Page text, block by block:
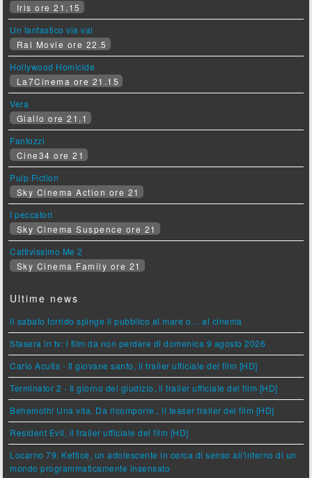
Iris ore 21.15
Un fantastico via vai
Rai Movie ore 22.5
Hollywood Homicide
La7Cinema ore 21.15
Vera
Giallo ore 21.1
Fantozzi
Cine34 ore 21
Pulp Fiction
Sky Cinema Action ore 21
I peccatori
Sky Cinema Suspence ore 21
Cattivissimo Me 2
Sky Cinema Family ore 21
Ultime news
Il sabato torrido spinge il pubblico al mare o… al cinema
Stasera in tv: i film da non perdere di domenica 9 agosto 2026
Carlo Acutis - Il giovane santo, il trailer ufficiale del film [HD]
Terminator 2 - Il giorno del giudizio, il trailer ufficiale del film [HD]
Behemoth! Una vita. Da ricomporre., il teaser trailer del film [HD]
Resident Evil, il trailer ufficiale del film [HD]
Locarno 79: Ketticè, un adolescente in cerca di senso all'interno di un
mondo programmaticamente insensato